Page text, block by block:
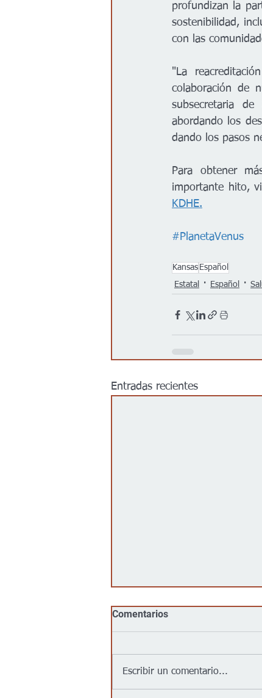
profundizan la
sostenibilidad,
con las
"La
colaboración de
subsecretaria
abordando los
dando los pasos
Para obtener
importante hito,
KDHE.
#PlanetaVenus
Kansas Español
Estatal
Español
Entradas recientes
Comentarios
Escribir un comentario...